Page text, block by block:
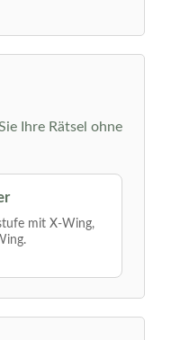
Ihre Rätsel ohne
mit X-Wing,